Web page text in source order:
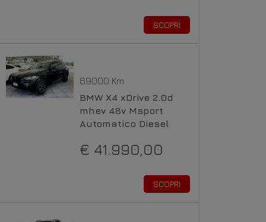
SCOPRI
69000 Km
BMW X4 xDrive 2.0d
mhev 48v Msport
Automatico Diesel
€ 41.990,00
SCOPRI